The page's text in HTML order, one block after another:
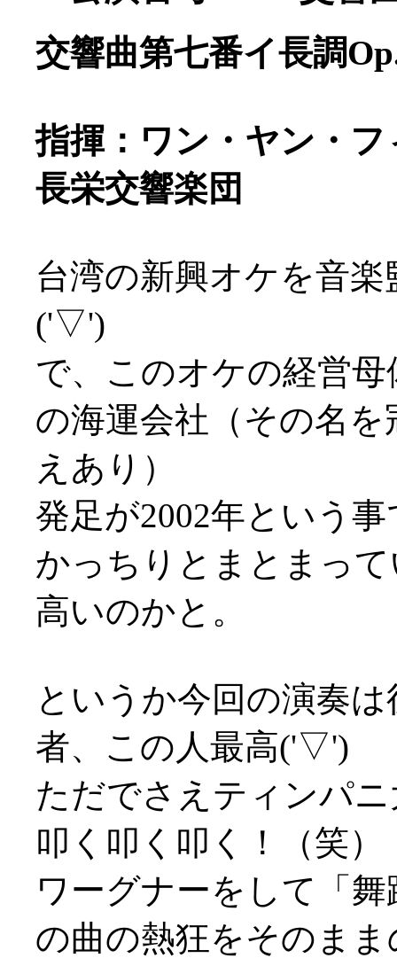
交響曲第七番イ長調
指揮：ワン・ヤン・フ
長栄交響楽団
台湾の新興オケを音
('▽')
で、このオケの経営母
の海運会社（その名
えあり）
発足が2002年という
かっちりとまとまっ
高いのかと。
というか今回の演奏
者、この人最高('▽')
ただでさえティンパ
叩く叩く叩く！（笑）
ワーグナーをして「
の曲の熱狂をそのま